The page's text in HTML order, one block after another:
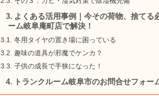
3. よくある活用事例｜今その荷物、捨てる
ーム岐阜庵町店で解決！
3.1.
冬用タイヤの置き場に困っている
3.2.
趣味の道具が邪魔でケンカ？
3.3. 子供の成長で手狭になった！
4. トランクルーム岐阜市のお問合せフォー